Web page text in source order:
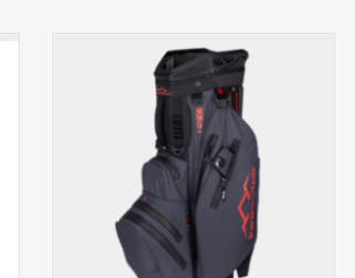
De Sun Mountain H2NO Lite Cart Bag
model 2021 borduurt voort op alle
successen van voorgaande modellen en
helpt u om uw spullen droog en
georganiseerd te houden. Deze golftas
van Sun Mountain is een sportieve tas met
een 10 inch top en 14 individuele club
TOEVOEGEN AAN WINKELWAGEN